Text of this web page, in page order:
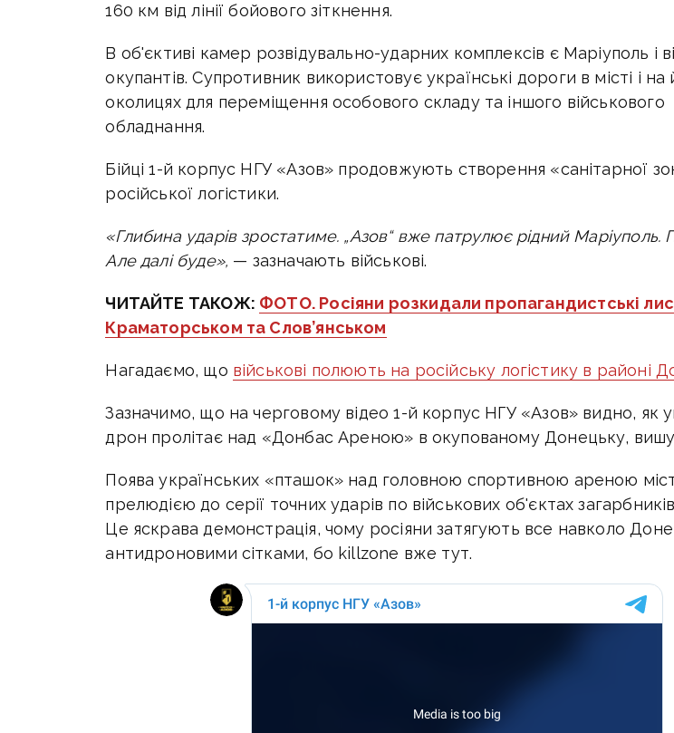
160 км від лінії бойового зіткнення.
В об'єктиві камер розвідувально-ударних комплексів є Маріуполь і
окупантів. Супротивник використовує українські дороги в місті і на
околицях для переміщення особового складу та іншого військового
обладнання.
Бійці 1-й корпус НГУ «Азов» продовжують створення «санітарної
російської логістики.
«Глибина ударів зростатиме. „Азов“ вже патрулює рідний Маріуполь.
Але далі буде», — зазначають військові.
ЧИТАЙТЕ ТАКОЖ: ФОТО. Росіяни розкидали пропагандистські
Краматорськом та Слов’янськом
Нагадаємо, що військові полюють на російську логістику в районі
Зазначимо, що на черговому відео 1-й корпус НГУ «Азов» видно, як
дрон пролітає над «Донбас Ареною» в окупованому Донецьку,
Поява українських «пташок» над головною спортивною ареною
прелюдією до серії точних ударів по військових об'єктах
Це яскрава демонстрація, чому росіяни затягують все навколо
антидроновими сітками, бо killzone вже тут.